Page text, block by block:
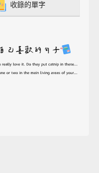
收錄的單字